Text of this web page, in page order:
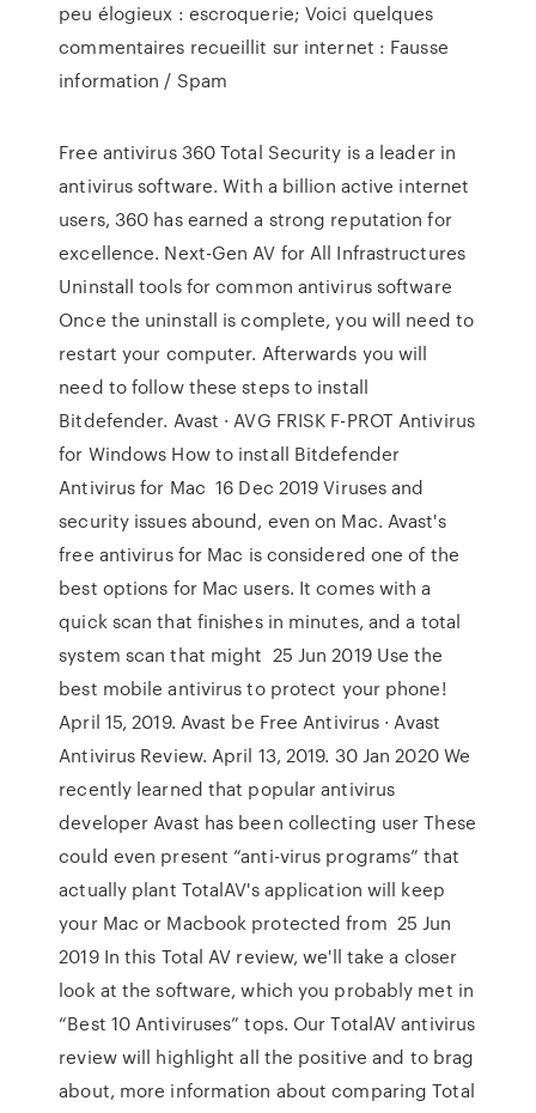
peu élogieux : escroquerie; Voici quelques
commentaires recueillit sur internet : Fausse
information / Spam
Free antivirus 360 Total Security is a leader in
antivirus software. With a billion active internet
users, 360 has earned a strong reputation for
excellence. Next-Gen AV for All Infrastructures
Uninstall tools for common antivirus software
Once the uninstall is complete, you will need to
restart your computer. Afterwards you will
need to follow these steps to install
Bitdefender. Avast · AVG FRISK F-PROT Antivirus
for Windows How to install Bitdefender
Antivirus for Mac 16 Dec 2019 Viruses and
security issues abound, even on Mac. Avast's
free antivirus for Mac is considered one of the
best options for Mac users. It comes with a
quick scan that finishes in minutes, and a total
system scan that might 25 Jun 2019 Use the
best mobile antivirus to protect your phone!
April 15, 2019. Avast be Free Antivirus · Avast
Antivirus Review. April 13, 2019. 30 Jan 2020 We
recently learned that popular antivirus
developer Avast has been collecting user These
could even present “anti-virus programs” that
actually plant TotalAV's application will keep
your Mac or Macbook protected from 25 Jun
2019 In this Total AV review, we'll take a closer
look at the software, which you probably met in
“Best 10 Antiviruses” tops. Our TotalAV antivirus
review will highlight all the positive and to brag
about, more information about comparing Total